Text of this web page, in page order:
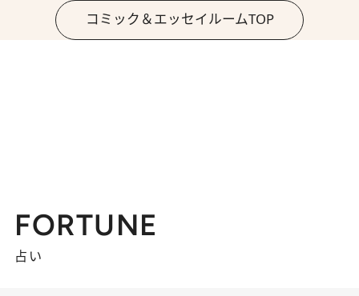
コミック＆エッセイルームTOP
FORTUNE
占い